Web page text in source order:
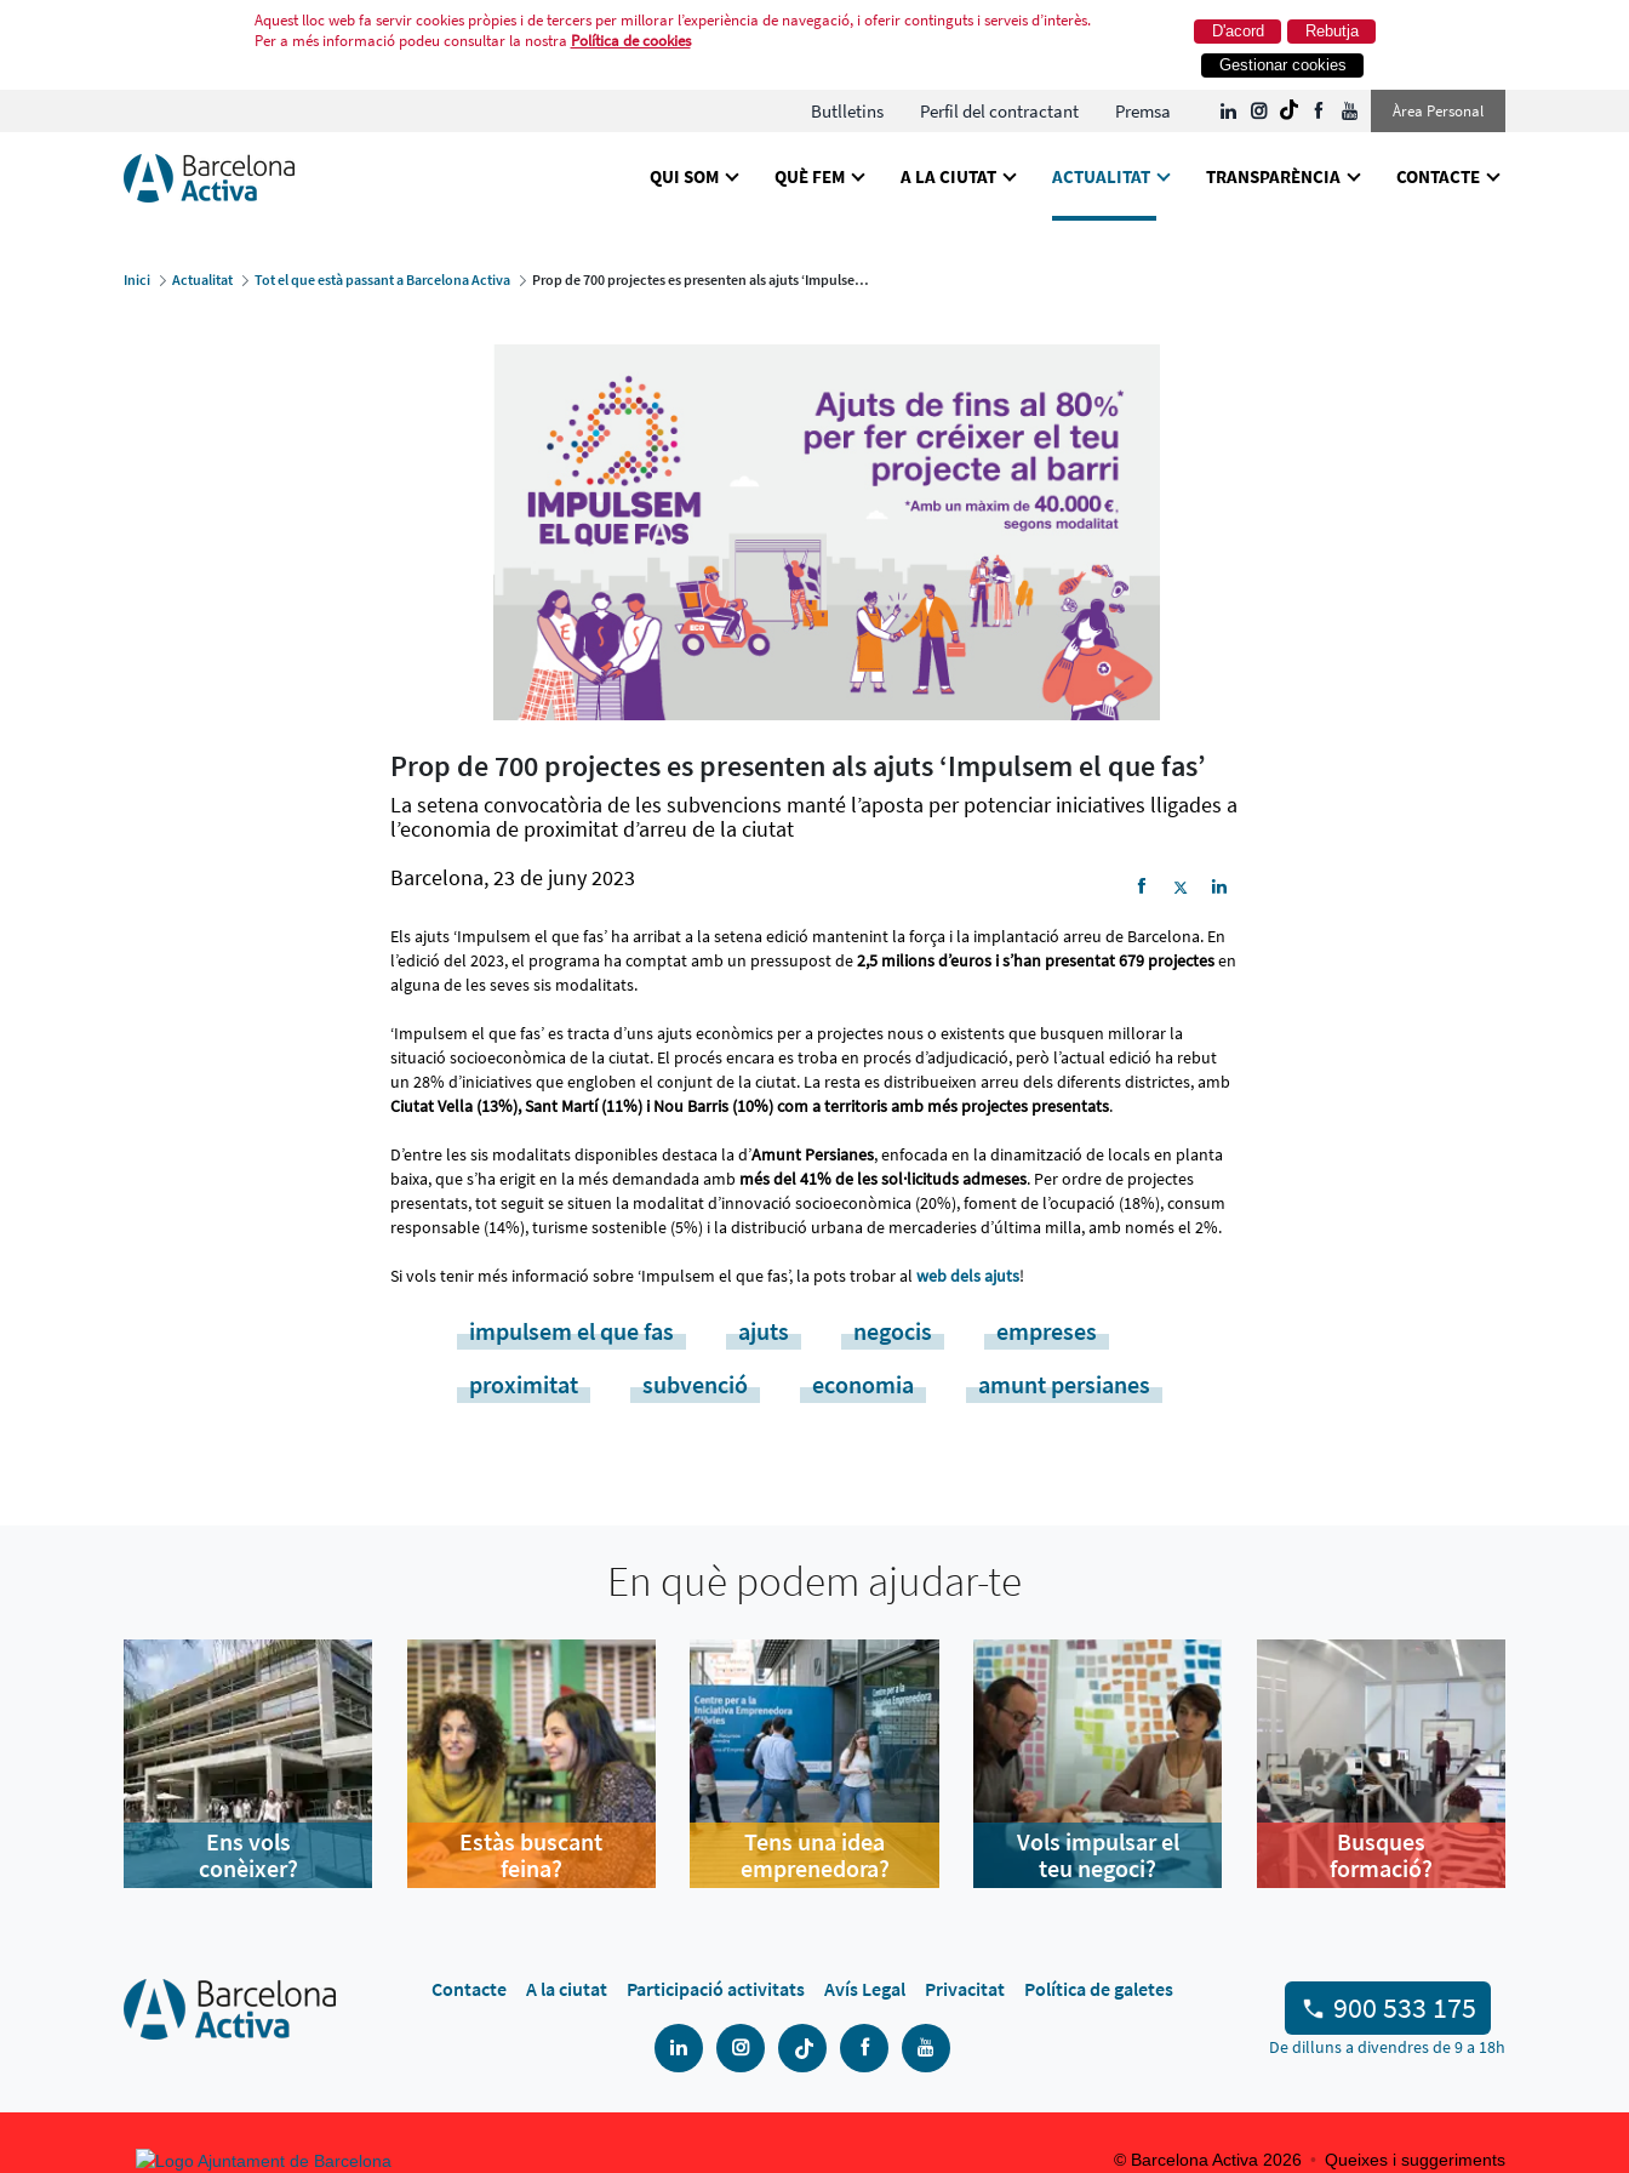
Aquest lloc web fa servir cookies pròpies i de tercers per millorar l’experiència de navegació, i oferir continguts i serveis d’interès.
Per a més informació podeu consultar la nostra Política de cookies Rebutja
D'acord
Gestionar cookies
Butlletins Perfil del contractant Premsa Àrea Personal
QUI SOM QUÈ FEM A LA CIUTAT ACTUALITAT TRANSPARÈNCIA CONTACTE
Inici Actualitat Tot el que està passant a Barcelona Activa Prop de 700 projectes es presenten als ajuts ‘Impulsem el que fas’
Prop de 700 projectes es presenten als ajuts ‘Impulsem el que fas’
La setena convocatòria de les subvencions manté l’aposta per potenciar iniciatives lligades a
l’economia de proximitat d’arreu de la ciutat
Barcelona, 23 de juny 2023
Els ajuts ‘Impulsem el que fas’ ha arribat a la setena edició mantenint la força i la implantació arreu de Barcelona. En
l’edició del 2023, el programa ha comptat amb un pressupost de2,5 milions d’euros i s’han presentat 679 projectesen
alguna de les seves sis modalitats.
‘Impulsem el que fas’ es tracta d’uns ajuts econòmics per a projectes nous o existents que busquen millorar la
situació socioeconòmica de la ciutat. El procés encara es troba en procés d’adjudicació, però l’actual edició ha rebut
un 28% d’iniciatives que engloben el conjunt de la ciutat. La resta es distribueixen arreu dels diferents districtes, amb
Ciutat Vella (13%), Sant Martí (11%) i Nou Barris (10%) com a territoris amb més projectes presentats.
D’entre les sis modalitats disponibles destaca la d’Amunt Persianes, enfocada en la dinamització de locals en planta
baixa, que s’ha erigit en la més demandada amb més del 41% de les sol·licituds admeses. Per ordre de projectes
presentats, tot seguit se situen la modalitat d’innovació socioeconòmica (20%), foment de l’ocupació (18%), consum
responsable (14%), turisme sostenible (5%) i la distribució urbana de mercaderies d’última milla, amb només el 2%.
Si vols tenir més informació sobre ‘Impulsem el que fas’, la pots trobar al web dels ajuts!
impulsem el que fas ajuts negocis
empreses
proximitat
subvenció economia amunt persianes
En què podem ajudar-te
Ens vols
conèixer?
Estàs buscant
feina?
Tens una idea
emprenedora?
Vols impulsar el
teu negoci?
Busques
formació?
Contacte A la ciutat Participació activitats Avís Legal Privacitat Política de galetes
900 533 175
De dilluns a divendres de 9 a 18h
© Barcelona Activa 2026 Queixes i suggeriments